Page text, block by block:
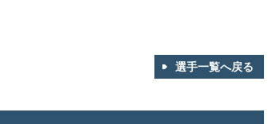
選手一覧へ戻る